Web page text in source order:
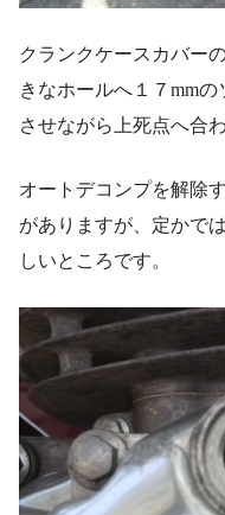
クランクケースカバー
きなホールへ１７mm
させながら上死点へ合
オートデコンプを解除
がありますが、定かで
しいところです。